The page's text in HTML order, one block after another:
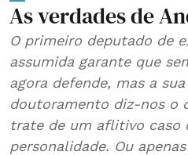
As verdades de
O primeiro deputado de
assumida garante que
agora defende, mas a
doutoramento diz-nos o
trate de um aflitivo caso
personalidade. Ou